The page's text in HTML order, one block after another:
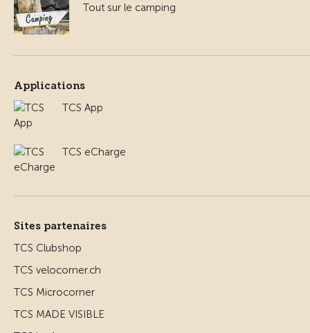
Tout sur le camping
Applications
TCS App
TCS eCharge
Sites partenaires
TCS Clubshop
TCS velocorner.ch
TCS Microcorner
TCS MADE VISIBLE